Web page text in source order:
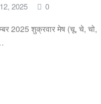
2025 0
2025 शुक्रवार मेष (चू, चे, चो,